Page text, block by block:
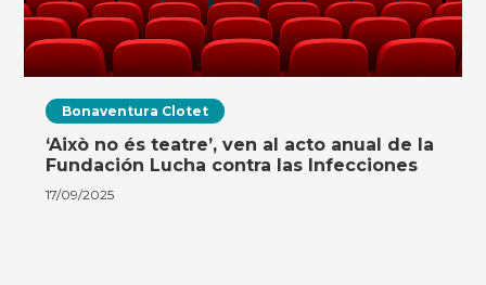
Bonaventura Clotet
‘Això no és teatre’, ven al acto anual de la
Fundación Lucha contra las Infecciones
17/09/2025